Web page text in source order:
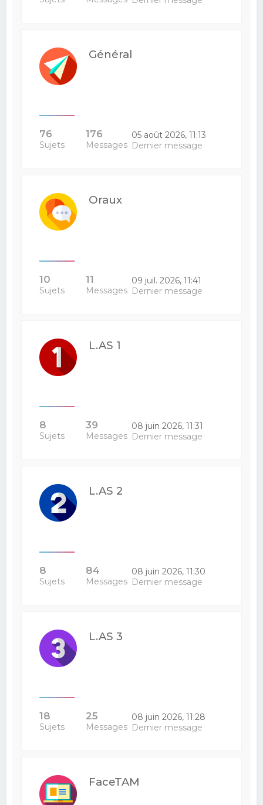
Général
76
Sujets
176
Messages
05 août 2026, 11:13
Dernier message
Oraux
10
Sujets
11
Messages
09 juil. 2026, 11:41
Dernier message
L.AS 1
8
Sujets
39
Messages
08 juin 2026, 11:31
Dernier message
L.AS 2
8
Sujets
84
Messages
08 juin 2026, 11:30
Dernier message
L.AS 3
18
Sujets
25
Messages
08 juin 2026, 11:28
Dernier message
FaceTAM